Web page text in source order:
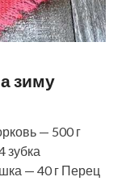
зиму
— 500 г
зубка
— 40 г Перец